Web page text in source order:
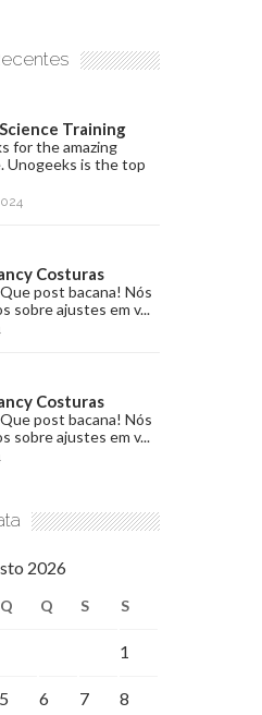
Training
for the amazing
Unogeeks is the top
Costuras
post bacana! Nós
sobre ajustes em v...
Costuras
post bacana! Nós
sobre ajustes em v...
2026
Q Q S S
1
5 6 7 8